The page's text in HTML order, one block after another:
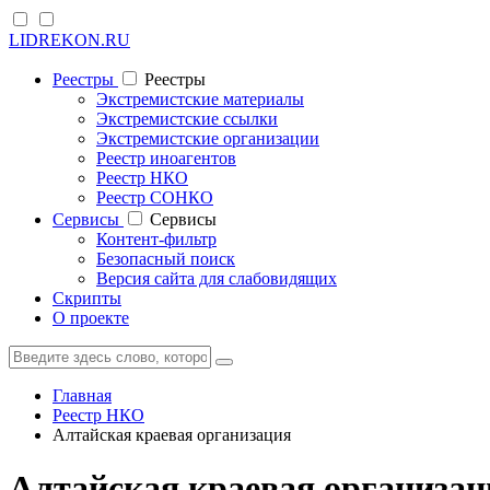
LIDREKON.RU
Реестры
Реестры
Экстремистские материалы
Экстремистские ссылки
Экстремистские организации
Реестр иноагентов
Реестр НКО
Реестр СОНКО
Cервисы
Cервисы
Контент-фильтр
Безопасный поиск
Версия сайта для слабовидящих
Скрипты
О проекте
Главная
Реестр НКО
Алтайская краевая организация